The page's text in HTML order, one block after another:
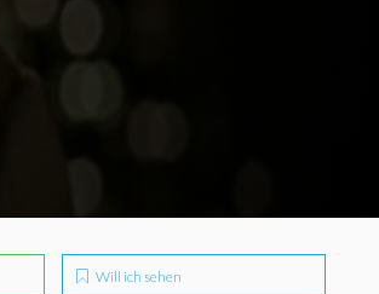
Will ich sehen